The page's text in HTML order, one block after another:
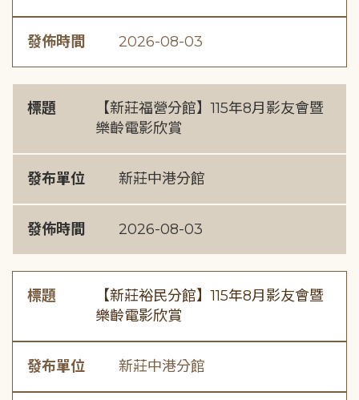
發佈時間 2026-08-03
標題
【新莊福營分館】115年8月影友會暨
樂齡電影欣賞
發布單位 新莊中港分館
發佈時間 2026-08-03
標題
【新莊裕民分館】115年8月影友會暨
樂齡電影欣賞
發布單位 新莊中港分館